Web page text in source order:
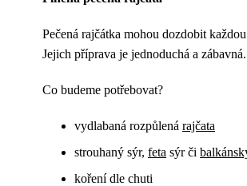
Pečená rajčátka mohou dozdobit
Jejich příprava je jednoduchá a zábavná.
Co budeme potřebovat?
vydlabaná rozpůlená rajčata
strouhaný sýr, feta sýr či
koření dle chuti